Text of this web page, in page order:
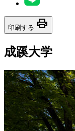
印刷する print
成蹊大学